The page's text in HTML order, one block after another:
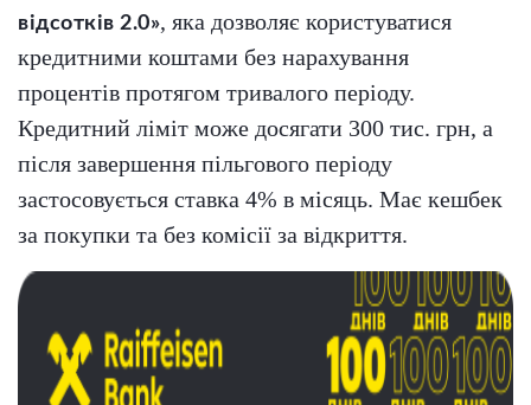
відсотків 2.0», яка дозволяє користуватися
кредитними коштами без нарахування
процентів протягом тривалого періоду.
Кредитний ліміт може досягати 300 тис. грн, а
після завершення пільгового періоду
застосовується ставка 4% в місяць. Має кешбек
за покупки та без комісії за відкриття.